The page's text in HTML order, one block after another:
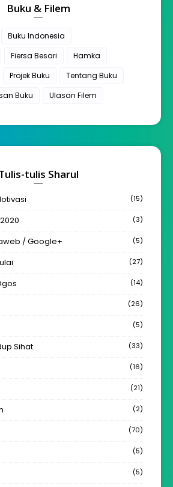
Buku & Filem
Buku Indonesia
Fiersa Besari
Hamka
Projek Buku
Tentang Buku
Buku Ulasan Filem
tulis Sharul
(15)
(3)
/ Google+ (5)
(27)
(14)
(26)
(5)
Sihat (33)
(16)
(21)
(2)
(70)
(5)
(5)